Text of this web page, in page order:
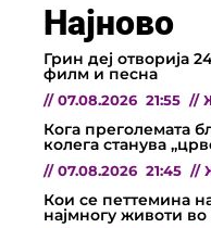
Најново
Грин деј отворија
филм и песна
// 07.08.2026 21:55 //
Кога преголемата
колега станува
// 07.08.2026 21:45 //
Кои се петтемина
најмногу животи во